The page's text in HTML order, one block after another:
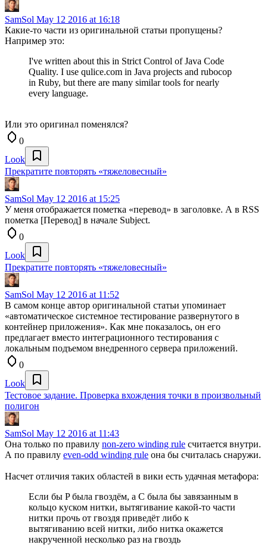
SamSol May 12 2016 at 16:18
Какие-то части из оригинальной статьи пропущены?
Например это:
I've written about this in Strict Control of Java Code
Quality. I use qulice.com in Java projects and rubocop
in Ruby, but there are many similar tools for nearly
every language.
Или это оригинал поменялся?
0
Look
Прекратите повторять «тяжеловесный»
SamSol May 12 2016 at 15:25
У меня отображается пометка «перевод» в заголовке. А в RSS
пометка [Перевод] в начале Subject.
0
Look
Прекратите повторять «тяжеловесный»
SamSol May 12 2016 at 11:52
В самом конце автор оригинальной статьи упоминает
«автоматическое системное тестирование развернутого в
контейнер приложения». Как мне показалось, он его
предлагает вместо интеграционного тестирования с
локальным подъемом внедренного сервера приложений.
0
Look
Тестовое задание. Проверка вхождения точки в произвольный
полигон
SamSol May 12 2016 at 11:43
Она только по правилу non-zero winding rule считается внутри.
А по правилу even-odd winding rule она бы считалась снаружи.
Насчет отличия таких областей в вики есть удачная метафора:
Если бы P была гвоздём, а C была бы завязанным в
кольцо куском нитки, вытягивание какой-то части
нитки прочь от гвоздя приведёт либо к
вытягиванию всей нитки, либо нитка окажется
накрученной несколько раз на гвоздь